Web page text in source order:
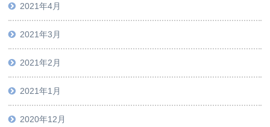
2021年4月
2021年3月
2021年2月
2021年1月
2020年12月